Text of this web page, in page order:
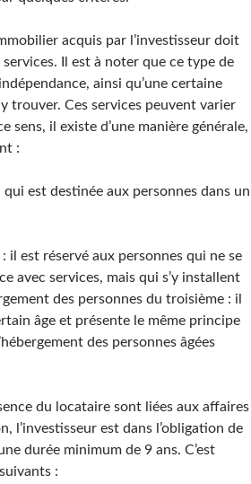
acquis par l’investisseur doit
Il est à noter que ce type de
ainsi qu’une certaine
trouver. Ces services peuvent varier
sens, il existe d’une manière générale,
:
est destinée aux personnes dans un
il est réservé aux personnes qui ne se
avec services, mais qui s’y installent
des personnes du troisième : il
âge et présente le même principe
des personnes âgées
du locataire sont liées aux affaires
l’investisseur est dans l’obligation de
durée minimum de 9 ans. C’est
: